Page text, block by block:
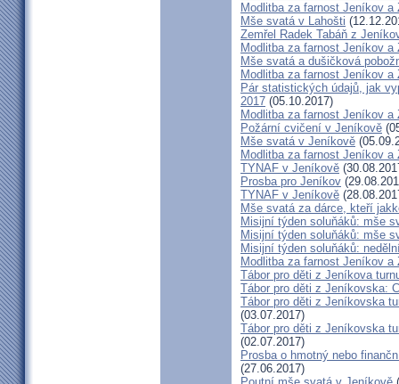
Modlitba za farnost Jeníkov a
Mše svatá v Lahošti
Zemřel Radek Tabáň z
Modlitba za farnost Jeníkov a
Mše svatá a dušičková
Modlitba za farnost Jeníkov a
Pár statistických údajů, jak
2017 (05.10.2017)
Modlitba za farnost Jeníkov a
Požární cvičení v Jeníkově
Mše svatá v Jeníkově
Modlitba za farnost Jeníkov a
TYNAF v Jeníkově
Prosba pro Jeníkov
TYNAF v Jeníkově
Mše svatá za dárce, kteří
Misijní týden soluňáků: mše
Misijní týden soluňáků: mše
Misijní týden soluňáků:
Modlitba za farnost Jeníkov a
Tábor pro děti z Jeníkova
Tábor pro děti z Jeníkovska:
Tábor pro děti z Jeníkovska
(03.07.2017)
Tábor pro děti z Jeníkovska
(02.07.2017)
Prosba o hmotný nebo
(27.06.2017)